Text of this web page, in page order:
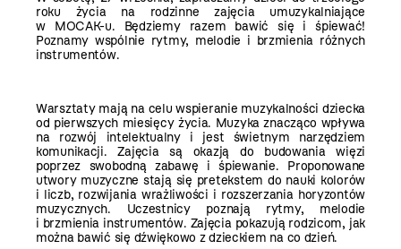
roku życia na rodzinne zajęcia umuzykalniające
w MOCAK-u. Będziemy razem bawić się i śpiewać!
Poznamy wspólnie rytmy, melodie i brzmienia różnych
instrumentów.
Warsztaty mają na celu wspieranie muzykalności dziecka
od pierwszych miesięcy życia. Muzyka znacząco wpływa
na rozwój intelektualny i jest świetnym narzędziem
komunikacji. Zajęcia są okazją do budowania więzi
poprzez swobodną zabawę i śpiewanie. Proponowane
utwory muzyczne stają się pretekstem do nauki kolorów
i liczb, rozwijania wrażliwości i rozszerzania horyzontów
muzycznych. Uczestnicy poznają rytmy, melodie
i brzmienia instrumentów. Zajęcia pokazują rodzicom, jak
można bawić się dźwiękowo z dzieckiem na co dzień.